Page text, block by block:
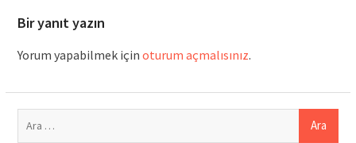
Bir yanıt yazın
Yorum yapabilmek için oturum açmalısınız.